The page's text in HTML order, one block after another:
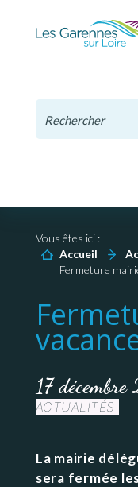
Vous êtes ici :
Accueil
Fermeture
17
ACTUALITÉS
La mairie
sera fermée